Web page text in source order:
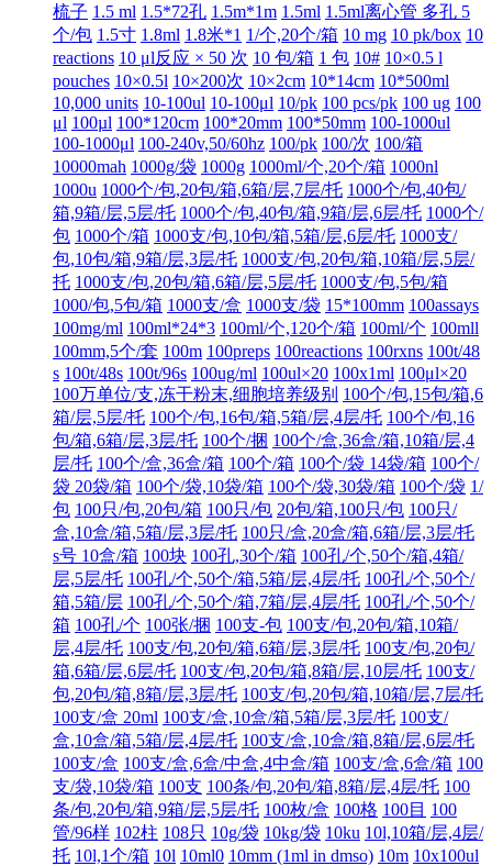
梳子 1.5 ml 1.5*72孔 1.5m*1m 1.5ml 1.5ml离心管 多孔 5
个/包 1.5寸 1.8ml 1.8米*1 1/个,20个/箱 10 mg 10 pk/box 10
reactions 10 μl反应 × 50 次 10 包/箱 1 包 10# 10×0.5 l
pouches 10×0.5l 10×200次 10×2cm 10*14cm 10*500ml
10,000 units 10-100ul 10-100μl 10/pk 100 pcs/pk 100 ug 100
μl 100µl 100*120cm 100*20mm 100*50mm 100-1000ul
100-1000μl 100-240v,50/60hz 100/pk 100/次 100/箱
10000mah 1000g/袋 1000g 1000ml/个,20个/箱 1000nl
1000u 1000个/包,20包/箱,6箱/层,7层/托 1000个/包,40包/
箱,9箱/层,5层/托 1000个/包,40包/箱,9箱/层,6层/托 1000个/
包 1000个/箱 1000支/包,10包/箱,5箱/层,6层/托 1000支/
包,10包/箱,9箱/层,3层/托 1000支/包,20包/箱,10箱/层,5层/
托 1000支/包,20包/箱,6箱/层,5层/托 1000支/包,5包/箱
1000/包,5包/箱 1000支/盒 1000支/袋 15*100mm 100assays
100mg/ml 100ml*24*3 100ml/个,120个/箱 100ml/个 100mll
100mm,5个/套 100m 100preps 100reactions 100rxns 100t/48
s 100t/48s 100t/96s 100ug/ml 100ul×20 100x1ml 100μl×20
100万单位/支,冻干粉末,细胞培养级别 100个/包,15包/箱,6
箱/层,5层/托 100个/包,16包/箱,5箱/层,4层/托 100个/包,16
包/箱,6箱/层,3层/托 100个/捆 100个/盒,36盒/箱,10箱/层,4
层/托 100个/盒,36盒/箱 100个/箱 100个/袋 14袋/箱 100个/
袋 20袋/箱 100个/袋,10袋/箱 100个/袋,30袋/箱 100个/袋 1/
包 100只/包,20包/箱 100只/包 20包/箱,100只/包 100只/
盒,10盒/箱,5箱/层,3层/托 100只/盒,20盒/箱,6箱/层,3层/托
s号 10盒/箱 100块 100孔,30个/箱 100孔/个,50个/箱,4箱/
层,5层/托 100孔/个,50个/箱,5箱/层,4层/托 100孔/个,50个/
箱,5箱/层 100孔/个,50个/箱,7箱/层,4层/托 100孔/个,50个/
箱 100孔/个 100张/捆 100支-包 100支/包,20包/箱,10箱/
层,4层/托 100支/包,20包/箱,6箱/层,3层/托 100支/包,20包/
箱,6箱/层,6层/托 100支/包,20包/箱,8箱/层,10层/托 100支/
包,20包/箱,8箱/层,3层/托 100支/包,20包/箱,10箱/层,7层/托
100支/盒 20ml 100支/盒,10盒/箱,5箱/层,3层/托 100支/
盒,10盒/箱,5箱/层,4层/托 100支/盒,10盒/箱,8箱/层,6层/托
100支/盒 100支/盒,6盒/中盒,4中盒/箱 100支/盒,6盒/箱 100
支/袋,10袋/箱 100支 100条/包,20包/箱,8箱/层,4层/托 100
条/包,20包/箱,9箱/层,5层/托 100枚/盒 100格 100目 100
管/96样 102柱 108只 10g/袋 10kg/袋 10ku 10l,10箱/层,4层/
托 10l,1个/箱 10l 10ml0 10mm (1ml in dmso) 10m 10x100ul